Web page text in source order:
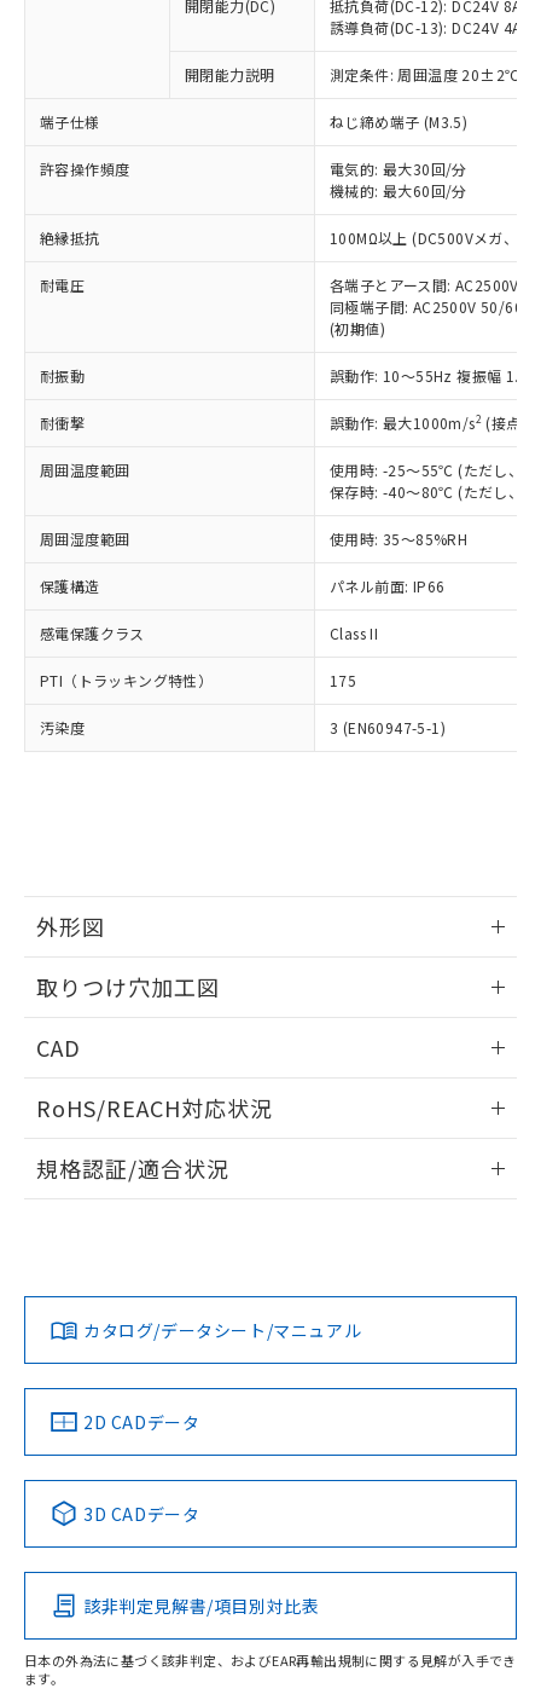
開閉能力(DC)
抵抗負荷(DC-12): DC24V 8A/
誘導負荷(DC-13): DC24V 4A/
開閉能力説明 測定条件: 周囲温度 20±2℃、
端子仕様 ねじ締め端子 (M3.5)
許容操作頻度
電気的: 最大30回/分
機械的: 最大60回/分
絶縁抵抗 100MΩ以上 (DC500Vメガ、点
耐電圧
各端子とアース間: AC2500V
同極端子間: AC2500V 50/
(初期値)
耐振動 誤動作: 10～55Hz 複振幅
耐衝撃 誤動作: 最大1000m/s2 (接点
周囲温度範囲
使用時: -25～55℃ (ただし、氷
保存時: -40～80℃ (ただし、氷
周囲湿度範囲 使用時: 35～85%RH
保護構造 パネル前面: IP66
感電保護クラス Class II
PTI（トラッキング特性） 175
汚染度 3 (EN60947-5-1)
外形図
取りつけ穴加工図
CAD
ドすることができます。
ログイン/会員登録
ダウンロードデータをご利用いただく前に、以下を必ずお読
みください。
ソフトウェアの使用条件
RoHS/REACH対応状況
EU RoHS 注意事項・凡例
対応済み
中国 RoHS 注意事項・凡例
Pb Hg Cd Cr(VI)
O
規格認証/適合状況
カタログ/データシート/マニュアル
2D CADデータ
3D CADデータ
該非判定見解書/項目別対比表
日本の外為法に基づく該非判定、およびEAR再輸出規制に関する見解が入手でき
ます。
ことをご了承ください。
在庫状況および標準価格照会結果は、
記載している更新日時点での社内デー
タに基づき作成されるものであり、閲
覧された時点での実際の在庫および標
準価格とは異なる場合があることをご
正式な納期状況および標準価格はお客
様のお取引先、またはお客様担当のオ
ムロン制御機器販売店・当社販売員に
オムロン制御機器販売店や当社販売拠
販売ネットワーク
」をご確認
在庫状況および標準価格結果を当社の
事前の承諾なく第三者に漏洩または開
示しないようお願いします。
マイパーツ機能（部品リスト作成サー
ビス）をご利用いただくには、I-Web
メンバーズにご登録されている必要が
お客様が当ウェブサイト上で当社にご
登録された部品リストについて、当社
および当社の共同利用者が、当社の製
品・サービスに関するお客様との取
引・商談に必要な範囲で利用すること
をご了承ください。
※当社の共同利用者とは、"個人情報
の「1.共同利
用者の範囲」に記載されている法人を
むを得ず変更することがあります。
*EU RoHS指令（10物質）：
鉛(Pb) 1000ppm以下、 水銀(Hg) 1000ppm以下、 カド
ミウム(Cd) 100ppm以下、
六価クロム(Cr(Ⅵ)) 1000ppm以下、ポリ臭化ビフェニル
類(PBB) 1000ppm以下、ポリ臭化ジフェニルエーテル類
(PBDE) 1000ppm以下、フタル酸ビス(2-エチルヘキシ
ル) (DEHP)(別名：DOP) 1000ppm以下、フタル酸ブチ
(DIBP) 1000ppm以下
但し、RoHS指令で産業用監視および制御機器に対する
フタル酸エステル類の４物質については閾値を超える意
図的な使用がないことを確認しています。
部品在庫の切り替え状況などにより、予定
月が前後することがあります。
※3 非含有証明書ダウンロード
下記の非含有証明書をダウンロードするこ
とができます。
EU RoHS指令（10物質）の非含有証明書
51物質の非含有証明書（当社基準）
※本証明書は発行日時点で非含有を証明す
欄に対応日を記載しておりました。
既に当社にて対応品への在庫切替を完了
り、2022年1月12日より割愛しておりま
す。
「－」：未確認です。当社販売部門へお問
*中国RoHS10物質の基準値 (GB/T26572)：
Pb(鉛) :1000ppm、 Hg(水銀) : 1000ppm、 Cd(カドミウ
ニル類) : 1000ppm、 PBDEs(ポリ臭化ジフェニルエーテ
DBP(フタル酸ジブチル) : 1000ppm、 DIBP(フタル酸ジ
イソブチル) : 1000ppm、 BBP(フタル酸ブチルベンジ
ル) : 1000ppm、
DEHP(フタル酸ビス(2-エチルヘキシル)) : 1000ppm
「ｅ」：有害物質（10物質）のすべてが基
準値以下であることを示します。
「10」：通常の使用状況下において有害物
質が外部に漏えいし、環境に深刻な影響を
及ぼさない年数を意味します。
「－」：未確認です。当社販売部門へお問
い合わせください。
当社は、これら貴社製品のうち、外国
為替および外国貿易法に定める商品
（以下｢規制貨物等」という）を輸出
または国外への提供する場合は、日本
国政府の輸出許可(または役務取引許
可)を取得するなどの必要な手続きを
当社は規制貨物を破棄する場合は、完
全に破砕するなど、違法に輸出されな
いよう必要な手段を講じます。
当社は貴社製品を、核兵器、ミサイ
ル、化学兵器、生物兵器またはその他
武器並びにこれらの製造装置等に一切
当社は、貴社製品を第三者に販売する
場合は、上記1、2および3の内容を当
該第三者に通知します。また当社は、
販売先および販売に係わる関係者が違
法に輸出するおそれがある場合は、取
り引きをいたしません。
○ 一定数以上の在庫あり
一定数には満たないが在庫あり
在庫なし(最新の在庫状況につ
いては、お客様のお取引先、ま
たはお客様担当のオムロン制御
機器販売店・当社販売員にご確
白
受注生産機種、また在庫状況の
情報を公開していない機種